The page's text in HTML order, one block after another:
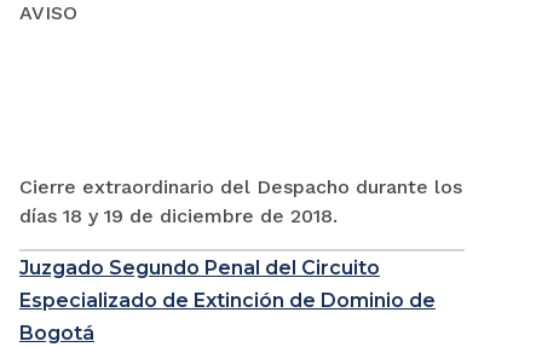
AVISO
Cierre extraordinario del Despacho durante los
días 18 y 19 de diciembre de 2018.
Juzgado Segundo Penal del Circuito
Especializado de Extinción de Dominio de
Bogotá